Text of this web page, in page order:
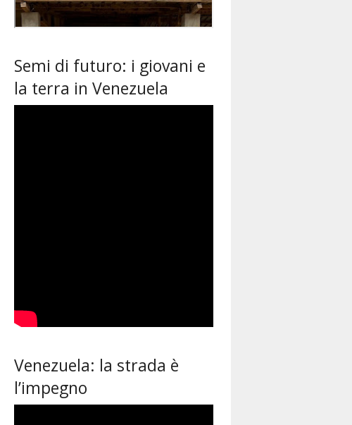
Semi di futuro: i giovani e
la terra in Venezuela
Venezuela: la strada è
l’impegno